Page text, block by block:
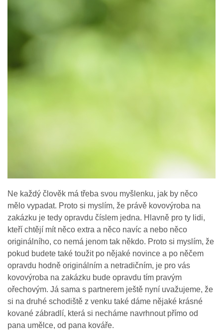
Ne každý člověk má třeba svou myšlenku, jak by něco
mělo vypadat. Proto si myslím, že právě kovovýroba na
zakázku je tedy opravdu číslem jedna. Hlavně pro ty lidi,
kteří chtějí mít něco extra a něco navíc a nebo něco
originálního, co nemá jenom tak někdo. Proto si myslím, že
pokud budete také toužit po nějaké novince a po něčem
opravdu hodně originálním a netradičním, je pro vás
kovovýroba na zakázku bude opravdu tím pravým
ořechovým. Já sama s partnerem ještě nyní uvažujeme, že
si na druhé schodiště z venku také dáme nějaké krásné
kované zábradlí, která si necháme navrhnout přímo od
pana umělce, od pana kováře.